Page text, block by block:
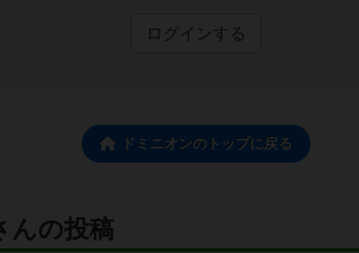
ログインする
ドミニオンのトップに戻る
んの投稿